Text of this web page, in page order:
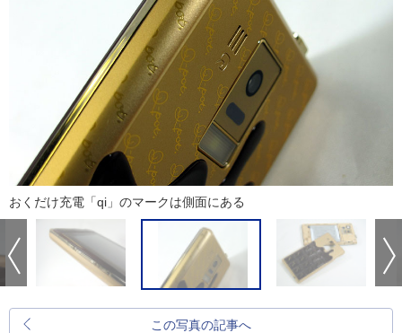
おくだけ充電「qi」のマークは側面にある
この写真の記事へ